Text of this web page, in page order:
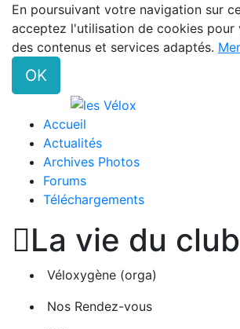
En poursuivant votre navigation sur
acceptez l'utilisation de cookies pour
des contenus et services adaptés.
OK
Accueil
Actualités
Archives Photos
Forums
Téléchargements
La vie du club
Véloxygène (orga)
Nos Rendez-vous